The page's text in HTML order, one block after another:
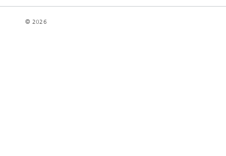
© 2026